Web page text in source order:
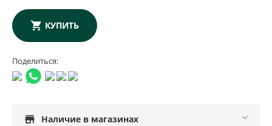
КУПИТЬ
Поделиться:
store Наличие в магазинах